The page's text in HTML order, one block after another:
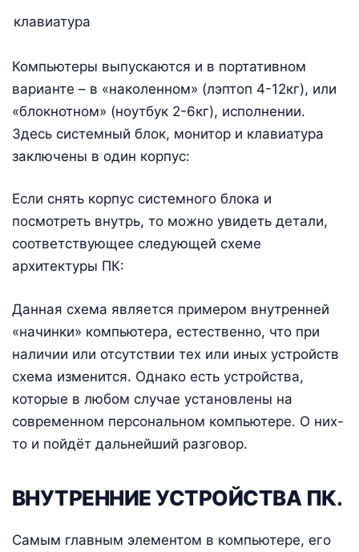
клавиатура
Компьютеры выпускаются и в портативном
варианте – в «наколенном» (лэптоп 4-12кг), или
«блокнотном» (ноутбук 2-6кг), исполнении.
Здесь системный блок, монитор и клавиатура
заключены в один корпус:
Если снять корпус системного блока и
посмотреть внутрь, то можно увидеть детали,
соответствующее следующей схеме
архитектуры ПК:
Данная схема является примером внутренней
«начинки» компьютера, естественно, что при
наличии или отсутствии тех или иных устройств
схема изменится. Однако есть устройства,
которые в любом случае установлены на
современном персональном компьютере. О них-
то и пойдёт дальнейший разговор.
ВНУТРЕННИЕ УСТРОЙСТВА ПК.
Самым главным элементом в компьютере, его